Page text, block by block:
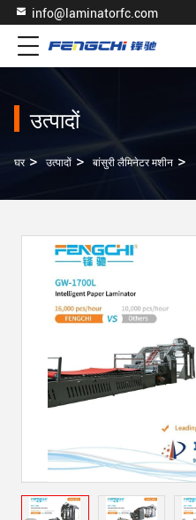
info@laminatorfc.com
उत्पादों
घर > उत्पादों > बांसुरी लैमिनेटर मशीन >